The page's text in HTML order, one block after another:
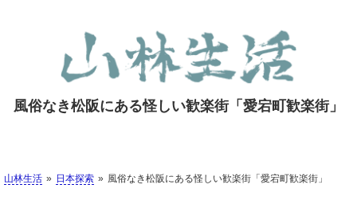
風俗なき松阪にある怪しい歓楽街「愛宕町歓楽街」
山林生活 日本探索 風俗なき松阪にある怪しい歓楽街「愛宕町歓楽街」